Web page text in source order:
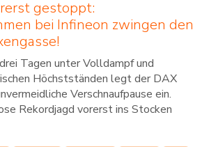
gestoppt:
bei Infineon zwingen den
Tagen unter Volldampf und
Höchstständen legt der DAX
Verschnaufpause ein.
Rekordjagd vorerst ins Stocken